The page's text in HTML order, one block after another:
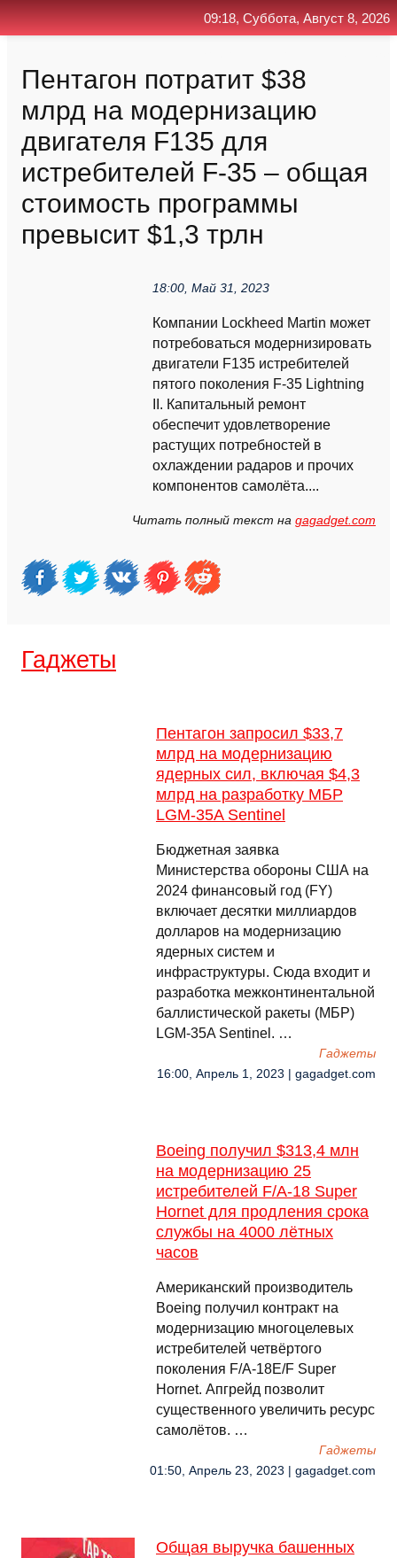
Пентагон потратит $38
млрд на модернизацию
двигателя F135 для
истребителей F-35 – общая
стоимость программы
превысит $1,3 трлн
18:00, Май 31, 2023
Компании Lockheed Martin может
потребоваться модернизировать
двигатели F135 истребителей
пятого поколения F-35 Lightning
II. Капитальный ремонт
обеспечит удовлетворение
растущих потребностей в
охлаждении радаров и прочих
компонентов самолёта....
Читать полный текст на gagadget.com
Гаджеты
Пентагон запросил $33,7
млрд на модернизацию
ядерных сил, включая $4,3
млрд на разработку МБР
LGM-35A Sentinel
Бюджетная заявка
Министерства обороны США на
2024 финансовый год (FY)
включает десятки миллиардов
долларов на модернизацию
ядерных систем и
инфраструктуры. Сюда входит и
разработка межконтинентальной
баллистической ракеты (МБР)
LGM-35A Sentinel. …
Гаджеты
16:00, Апрель 1, 2023 | gagadget.com
Boeing получил $313,4 млн
на модернизацию 25
истребителей F/A-18 Super
Hornet для продления срока
службы на 4000 лётных
часов
Американский производитель
Boeing получил контракт на
модернизацию многоцелевых
истребителей четвёртого
поколения F/A-18E/F Super
Hornet. Апгрейд позволит
существенного увеличить ресурс
самолётов. …
Гаджеты
01:50, Апрель 23, 2023 | gagadget.com
Общая выручка башенных
09:18, Суббота, Август 8, 2026